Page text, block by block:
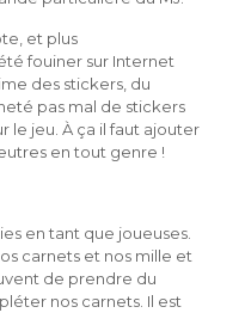
et plus
fouiner sur Internet
des stickers, du
pas mal de stickers
le jeu. À ça il faut ajouter
en tout genre !
en tant que joueuses.
carnets et nos mille et
de prendre du
nos carnets. Il est